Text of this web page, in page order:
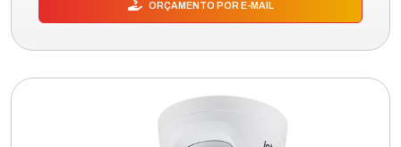
ORÇAMENTO POR E-MAIL